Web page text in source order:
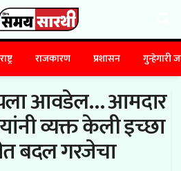
राजकारण प्रशासन गुन्हेगारी
आवडेल… आमदार
व्यक्त केली इच्छा
बदल गरजेचा